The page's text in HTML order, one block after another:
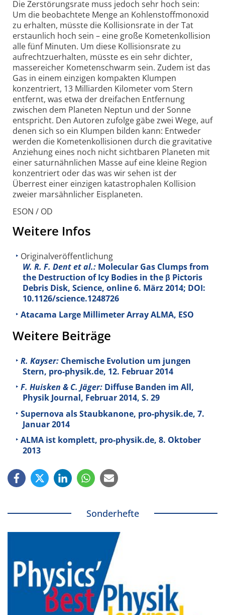
Die Zerstörungsrate muss jedoch sehr hoch sein:
Um die beobachtete Menge an Kohlenstoffmonoxid
zu erhalten, müsste die Kollisionsrate in der Tat
erstaunlich hoch sein – eine große Kometenkollision
alle fünf Minuten. Um diese Kollisionsrate zu
aufrechtzuerhalten, müsste es ein sehr dichter,
massereicher Kometenschwarm sein. Zudem ist das
Gas in einem einzigen kompakten Klumpen
konzentriert, 13 Milliarden Kilometer vom Stern
entfernt, was etwa der dreifachen Entfernung
zwischen dem Planeten Neptun und der Sonne
entspricht. Den Autoren zufolge gäbe zwei Wege, auf
denen sich so ein Klumpen bilden kann: Entweder
werden die Kometenkollisionen durch die gravitative
Anziehung eines noch nicht sichtbaren Planeten mit
einer saturnähnlichen Masse auf eine kleine Region
konzentriert oder das was wir sehen ist der
Überrest einer einzigen katastrophalen Kollision
zweier marsähnlicher Eisplaneten.
ESON / OD
Weitere Infos
Originalveröffentlichung
W. R. F. Dent et al.: Molecular Gas Clumps from
the Destruction of Icy Bodies in the β Pictoris
Debris Disk, Science, online 6. März 2014; DOI:
10.1126/science.1248726
Atacama Large Millimeter Array ALMA, ESO
Weitere Beiträge
R. Kayser: Chemische Evolution um jungen
Stern, pro-physik.de, 12. Februar 2014
F. Huisken & C. Jäger: Diffuse Banden im All,
Physik Journal, Februar 2014, S. 29
Supernova als Staubkanone, pro-physik.de, 7.
Januar 2014
ALMA ist komplett, pro-physik.de, 8. Oktober
2013
Sonderhefte